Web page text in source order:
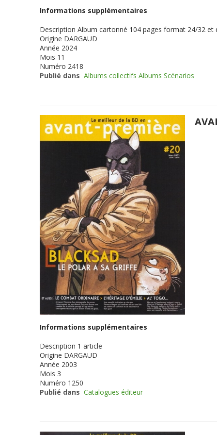
Informations supplémentaires
Description Album cartonné 104 pages format 24/32 et
Origine DARGAUD
Année 2024
Mois 11
Numéro 2418
Publié dans Albums collectifs Albums Scénarios
Informations supplémentaires
Description 1 article
Origine DARGAUD
Année 2003
Mois 3
Numéro 1250
Publié dans Catalogues éditeur